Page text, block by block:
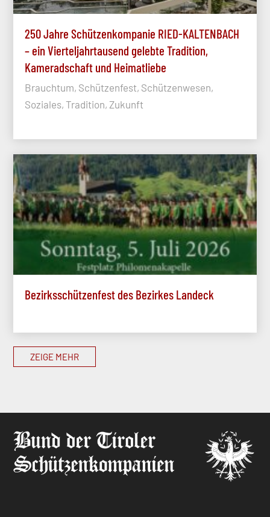
250 Jahre Schützenkompanie RIED-KALTENBACH
– ein Vierteljahrtausend gelebte Tradition,
Kameradschaft und Heimatliebe
Brauchtum, Schützenfest, Schützenwesen,
Soziales, Tradition, Zukunft
Bezirksschützenfest des Bezirkes Landeck
ZEIGE MEHR